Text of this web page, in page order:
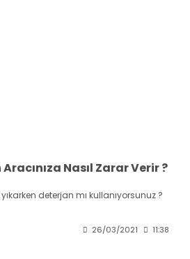
Nasıl Zarar Verir ?
deterjan mı kullanıyorsunuz ?
26/03/2021 11:38